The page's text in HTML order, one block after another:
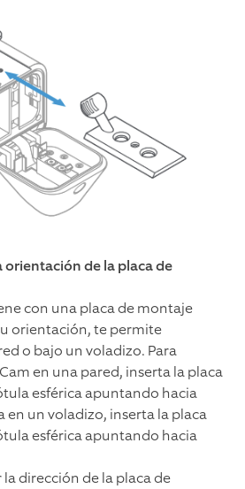
orientación de la placa de
con una placa de montaje
orientación, te permite
o bajo un voladizo. Para
en una pared, inserta la placa
esférica apuntando hacia
en un voladizo, inserta la placa
esférica apuntando hacia
dirección de la placa de